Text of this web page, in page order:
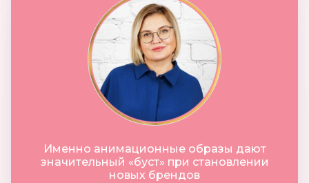
Именно анимационные образы дают
значительный «буст» при становлении
новых брендов